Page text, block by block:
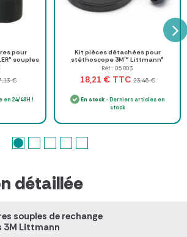
pour
souples
€
24/48H !
Kit pièces détachées pour
stéthoscope 3M™ Littmann®
Master Cardiologie™
Réf : 05803
18,21 € TTC 23,45 €
En stock - Derniers articles en
stock
détaillée
souples de rechange
3M Littmann